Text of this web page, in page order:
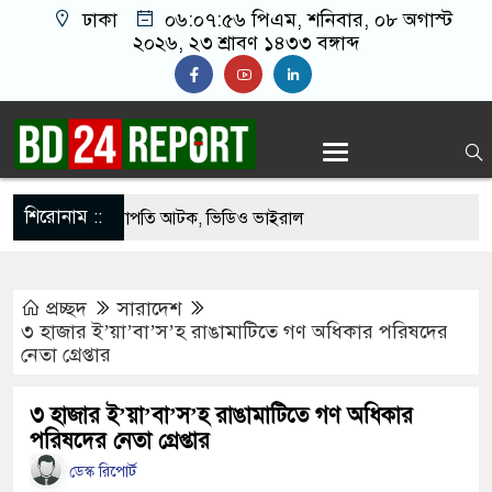
ঢাকা ০৬:০৭:৫৭ পিএম, শনিবার, ০৮ অগাস্ট
২০২৬, ২৩ শ্রাবণ ১৪৩৩ বঙ্গাব্দ
শিরোনাম ::
যুবদল সভাপতি আটক, ভিডিও ভাইরাল
দিলেন জামায়াত বহিষ্কাকৃত গাজী নজরুলের ১২
ফিরলে দায়ী থাকবে জামায়াত-এনসিপি: রাশেদ খাঁন
হারিয়েছে বর্তমান সরকার: নাহিদ ইসলাম
প্রচ্ছদ
সারাদেশ
৩ হাজার ই’য়া’বা’স’হ রাঙামাটিতে গণ অধিকার পরিষদের
নেতা গ্রেপ্তার
৩ হাজার ই’য়া’বা’স’হ রাঙামাটিতে গণ অধিকার
পরিষদের নেতা গ্রেপ্তার
ডেস্ক রিপোর্ট